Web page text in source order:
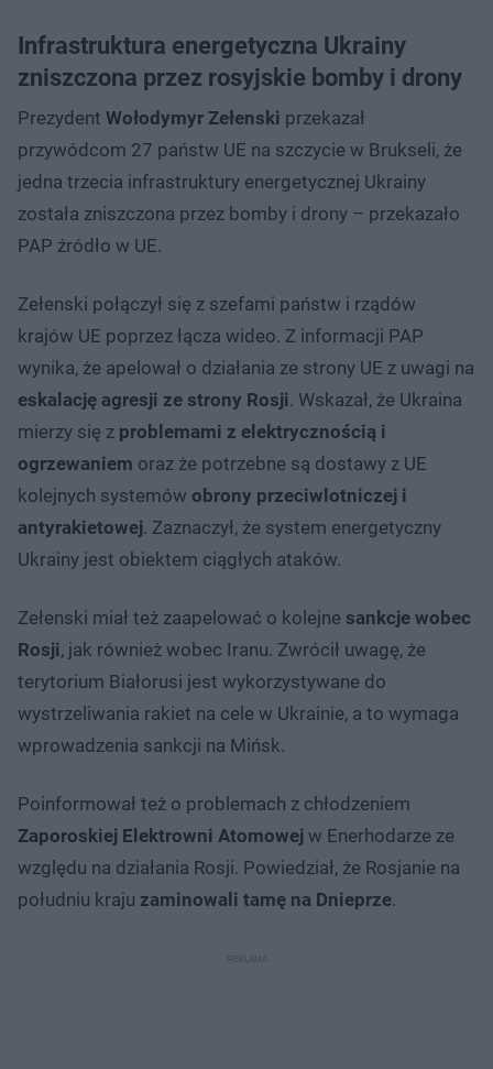
Infrastruktura energetyczna Ukrainy
zniszczona przez rosyjskie bomby i drony
Prezydent Wołodymyr Zełenski przekazał
przywódcom 27 państw UE na szczycie w Brukseli, że
jedna trzecia infrastruktury energetycznej Ukrainy
została zniszczona przez bomby i drony – przekazało
PAP źródło w UE.
Zełenski połączył się z szefami państw i rządów
krajów UE poprzez łącza wideo. Z informacji PAP
wynika, że apelował o działania ze strony UE z uwagi na
eskalację agresji ze strony Rosji. Wskazał, że Ukraina
mierzy się z problemami z elektrycznością i
ogrzewaniem oraz że potrzebne są dostawy z UE
kolejnych systemów obrony przeciwlotniczej i
antyrakietowej. Zaznaczył, że system energetyczny
Ukrainy jest obiektem ciągłych ataków.
Zełenski miał też zaapelować o kolejne sankcje wobec
Rosji, jak również wobec Iranu. Zwrócił uwagę, że
terytorium Białorusi jest wykorzystywane do
wystrzeliwania rakiet na cele w Ukrainie, a to wymaga
wprowadzenia sankcji na Mińsk.
Poinformował też o problemach z chłodzeniem
Zaporoskiej Elektrowni Atomowej w Enerhodarze ze
względu na działania Rosji. Powiedział, że Rosjanie na
południu kraju zaminowali tamę na Dnieprze.